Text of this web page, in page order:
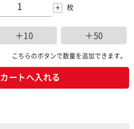
+ 枚
＋10 ＋50
こちらのボタンで数量を追加できます。
カートへ入れる